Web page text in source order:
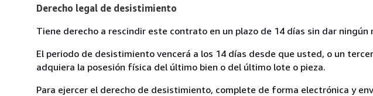
Derecho legal de desistimiento
Tiene derecho a rescindir este contrato en un plazo de 14 días sin dar ningún
El periodo de desistimiento vencerá a los 14 días desde que usted, o un
adquiera la posesión física del último bien o del último lote o pieza.
Para ejercer el derecho de desistimiento, complete de forma electrónica y